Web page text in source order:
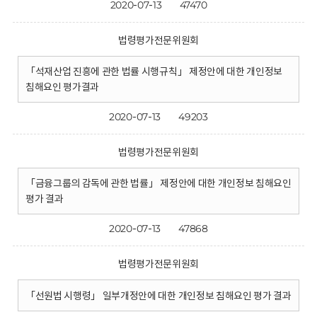
2020-07-13 47470
법령평가전문위원회
「석재산업 진흥에 관한 법률 시행규칙」 제정안에 대한 개인정보
침해요인 평가결과
2020-07-13 49203
법령평가전문위원회
「금융그룹의 감독에 관한 법률」 제정안에 대한 개인정보 침해요인
평가 결과
2020-07-13 47868
법령평가전문위원회
「선원법 시행령」 일부개정안에 대한 개인정보 침해요인 평가 결과